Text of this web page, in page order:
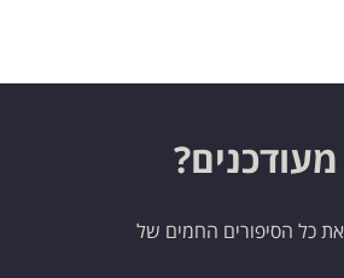
את כל הסיפורים החמים של